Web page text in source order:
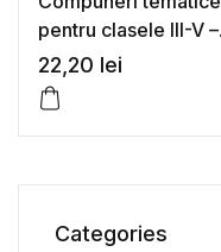
pentru clasele III-V –
Luiza Chiazna, Ioana
Costache
22,20 lei
Categories